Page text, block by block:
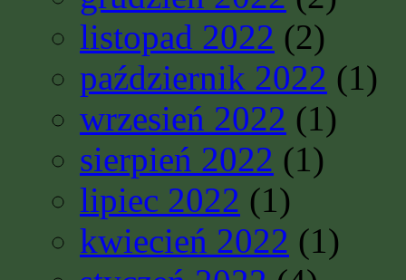
listopad 2022 (2)
październik 2022 (1)
wrzesień 2022 (1)
sierpień 2022 (1)
lipiec 2022 (1)
kwiecień 2022 (1)